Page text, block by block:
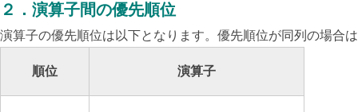
２．演算子間の優先順位
演算子の優先順位は以下となります。優先順位が同列の場合
順位 演算子